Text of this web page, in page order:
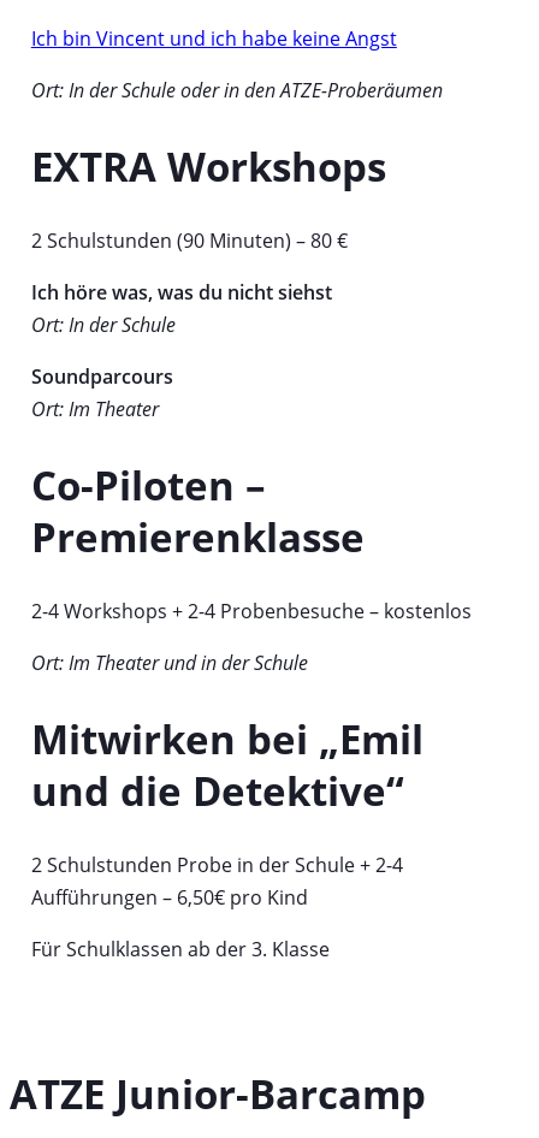
a
m
a
Ich bin Vincent und ich habe keine Angst
Ort: In der Schule oder in den ATZE-Proberäumen
EXTRA Workshops
2 Schulstunden (90 Minuten) – 80 €
Ich höre was, was du nicht siehst
Ort: In der Schule
Soundparcours
Ort: Im Theater
Co-Piloten –
Premierenklasse
2-4 Workshops + 2-4 Probenbesuche – kostenlos
Ort: Im Theater und in der Schule
Mitwirken bei „Emil
und die Detektive“
2 Schulstunden Probe in der Schule + 2-4
Aufführungen – 6,50€ pro Kind
Für Schulklassen ab der 3. Klasse
ATZE Junior-Barcamp